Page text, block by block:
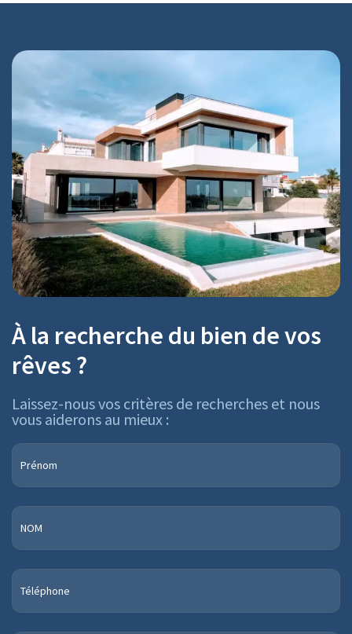
À la recherche du bien de vos
rêves ?
Laissez-nous vos critères de recherches et nous
vous aiderons au mieux :